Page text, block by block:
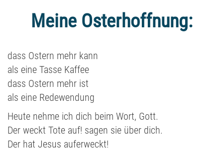
Meine Osterhoffnung:
dass Ostern mehr kann
als eine Tasse Kaffee
dass Ostern mehr ist
als eine Redewendung
Heute nehme ich dich beim Wort, Gott.
Der weckt Tote auf! sagen sie über dich.
Der hat Jesus auferweckt!